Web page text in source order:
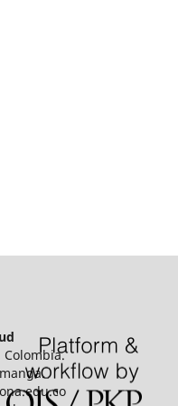
Colombia.